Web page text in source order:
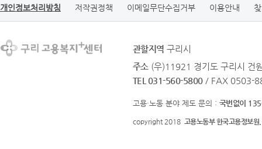
개인정보처리방침 저작권정책 이메일무단수집거부 이용안내
관할지역 구리시
주소 (우)11921 경기도 구리시 건
TEL 031-560-5800 / FAX 0503-
고용·노동 분야 제도 문의 : 국번없이
copyright 2018 고용노동부 한국고용정보원.